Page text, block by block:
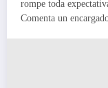
rompe toda
Comenta un